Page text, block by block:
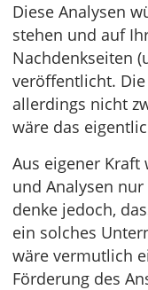
Diese Analysen
stehen und auf
Nachdenkseiten
veröffentlicht.
allerdings nicht
wäre das
Aus eigener
und Analysen
denke jedoch,
ein solches
wäre vermutlich
Förderung des